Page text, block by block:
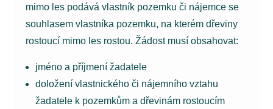
mimo les podává vlastník pozemku či nájemce se
souhlasem vlastníka pozemku, na kterém dřeviny
rostoucí mimo les rostou. Žádost musí obsahovat:
jméno a příjmení žadatele
doložení vlastnického či nájemního vztahu
žadatele k pozemkům a dřevinám rostoucím